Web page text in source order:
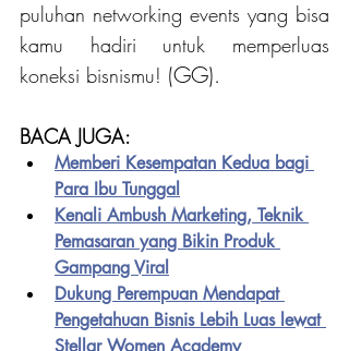
puluhan networking events yang bisa
kamu hadiri untuk memperluas
koneksi bisnismu! (GG).
BACA JUGA:
Memberi Kesempatan Kedua bagi
Para Ibu Tunggal
Kenali Ambush Marketing, Teknik
Pemasaran yang Bikin Produk
Gampang Viral
Dukung Perempuan Mendapat
Pengetahuan Bisnis Lebih Luas lewat
Stellar Women Academy